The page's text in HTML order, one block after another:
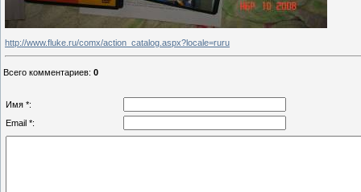
http://www.fluke.ru/comx/action_catalog.aspx?locale=ruru
Всего комментариев: 0
Имя *:
Email *: